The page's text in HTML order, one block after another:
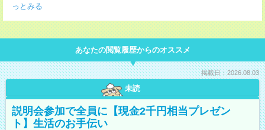
っとみる
あなたの閲覧履歴からのオススメ
掲載日：2026.08.03
未読
説明会参加で全員に【現金2千円相当プレゼン
ト】生活のお手伝い